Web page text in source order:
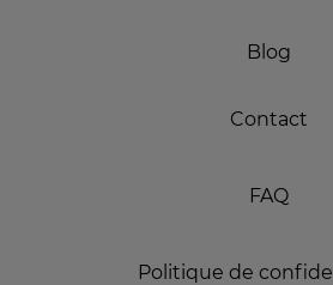
Blog
Contact
FAQ
Politique de